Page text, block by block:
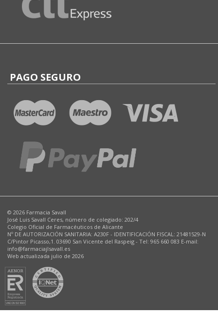
PAGO SEGURO
© 2026 Farmacia Savall
José Luis Savall Ceres, número de colegiado: 202/4
Colegio Oficial de Farmacéuticos de Alicante
Nº DE AUTORIZACIÓN SANITARIA: A230F - IDENTIFICACIÓN FISCAL: 21481529-N
C/Pintor Picasso,1. 03690 San Vicente del Raspeig - Tel: 965 660 083 E-mail:
info@farmaciajlsavall.es
Web actualizada julio de 2026